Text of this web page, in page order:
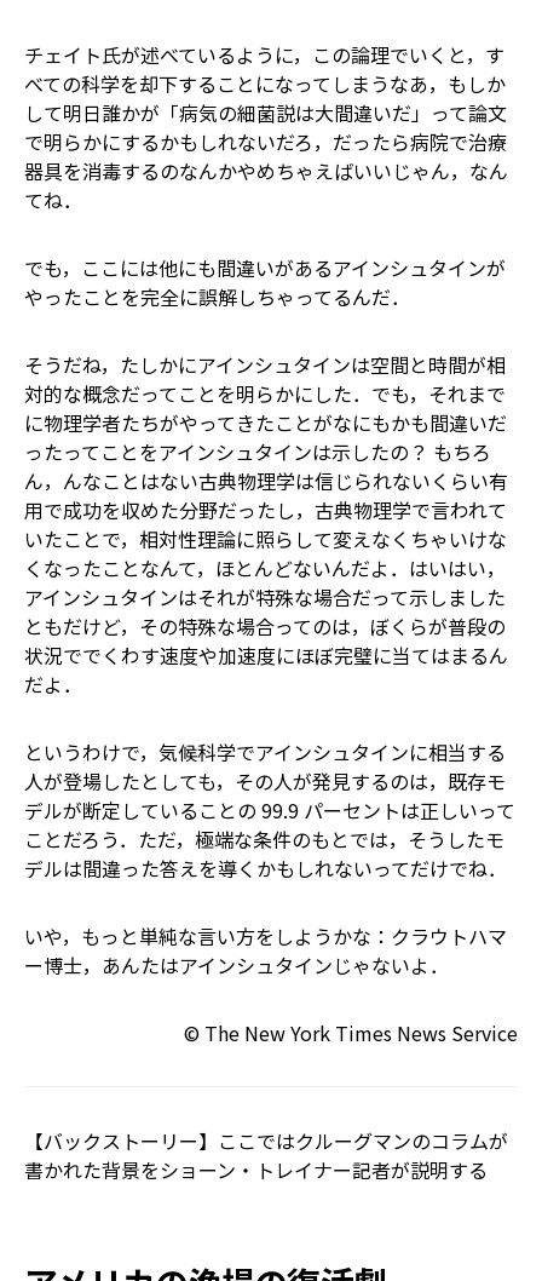
チェイト氏が述べているように，この論理でいくと，す
べての科学を却下することになってしまう――なあ，もしか
して明日誰かが「病気の細菌説は大間違いだ」って論文
で明らかにするかもしれないだろ，だったら病院で治療
器具を消毒するのなんかやめちゃえばいいじゃん，なん
てね．
でも，ここには他にも間違いがある――アインシュタインが
やったことを完全に誤解しちゃってるんだ．
そうだね，たしかにアインシュタインは空間と時間が相
対的な概念だってことを明らかにした．でも，それまで
に物理学者たちがやってきたことがなにもかも間違いだ
ったってことをアインシュタインは示したの？ もちろ
ん，んなことはない――古典物理学は信じられないくらい有
用で成功を収めた分野だったし，古典物理学で言われて
いたことで，相対性理論に照らして変えなくちゃいけな
くなったことなんて，ほとんどないんだよ．はいはい，
アインシュタインはそれが特殊な場合だって示しました
とも――だけど，その特殊な場合ってのは，ぼくらが普段の
状況ででくわす速度や加速度にほぼ完璧に当てはまるん
だよ．
というわけで，気候科学でアインシュタインに相当する
人が登場したとしても，その人が発見するのは，既存モ
デルが断定していることの 99.9 パーセントは正しいって
ことだろう．ただ，極端な条件のもとでは，そうしたモ
デルは間違った答えを導くかもしれないってだけでね．
いや，もっと単純な言い方をしようかな：クラウトハマ
ー博士，あんたはアインシュタインじゃないよ．
© The New York Times News Service
【バックストーリー】ここではクルーグマンのコラムが
書かれた背景をショーン・トレイナー記者が説明する